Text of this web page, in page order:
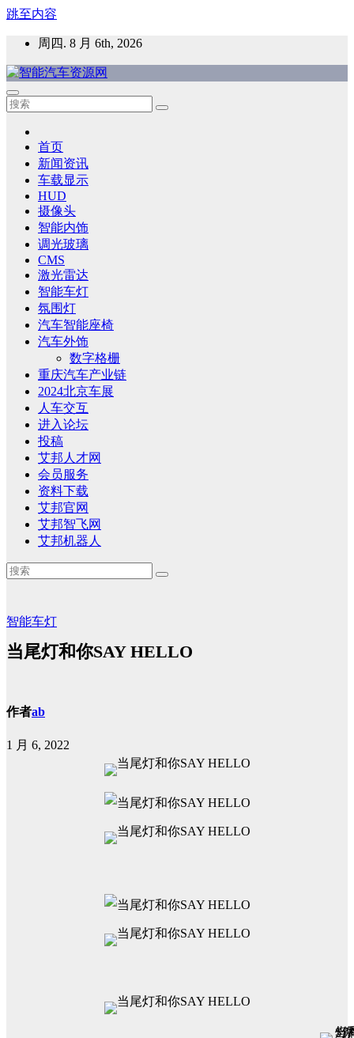
跳至内容
周四. 8 月 6th, 2026
智能汽车资源网
智能表面，智能内饰，新能源汽车，HMI，人车交互，智能车
首页
新闻资讯
车载显示
HUD
摄像头
智能内饰
调光玻璃
CMS
激光雷达
智能车灯
氛围灯
汽车智能座椅
汽车外饰
数字格栅
重庆汽车产业链
2024北京车展
人车交互
进入论坛
投稿
艾邦人才网
会员服务
资料下载
艾邦官网
艾邦智飞网
艾邦机器人
智能车灯
当尾灯和你SAY HELLO
作者ab
1 月 6, 2022